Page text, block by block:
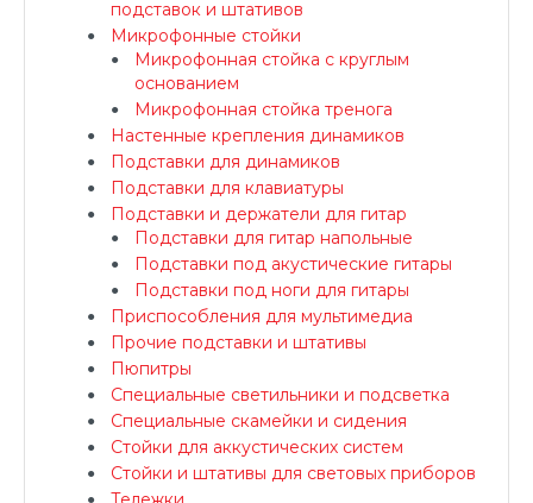
подставок и штативов
Микрофонные стойки
Микрофонная стойка с круглым
основанием
Микрофонная стойка тренога
Настенные крепления динамиков
Подставки для динамиков
Подставки для клавиатуры
Подставки и держатели для гитар
Подставки для гитар напольные
Подставки под акустические гитары
Подставки под ноги для гитары
Приспособления для мультимедиа
Прочие подставки и штативы
Пюпитры
Специальные светильники и подсветка
Специальные скамейки и сидения
Стойки для аккустических систем
Стойки и штативы для световых приборов